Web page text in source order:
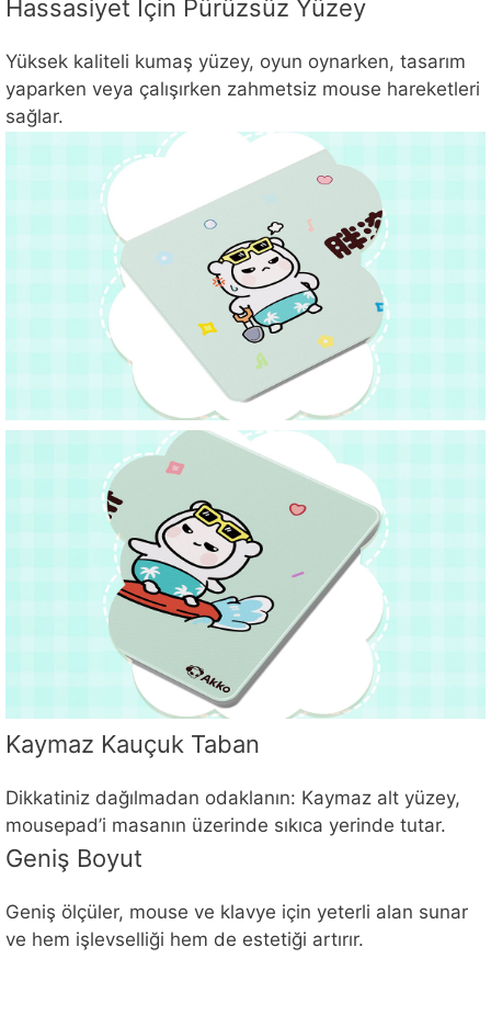
Hassasiyet İçin Pürüzsüz Yüzey
Yüksek kaliteli kumaş yüzey, oyun oynarken, tasarım
yaparken veya çalışırken zahmetsiz mouse hareketleri
sağlar.
Kaymaz Kauçuk Taban
Dikkatiniz dağılmadan odaklanın: Kaymaz alt yüzey,
mousepad’i masanın üzerinde sıkıca yerinde tutar.
Geniş Boyut
Geniş ölçüler, mouse ve klavye için yeterli alan sunar
ve hem işlevselliği hem de estetiği artırır.